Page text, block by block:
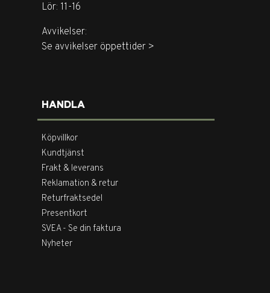
Lör: 11-16
Avvikelser:
Se avvikelser öppettider >
HANDLA
Köpvillkor
Kundtjänst
Frakt & leverans
Reklamation & retur
Returfraktsedel
Presentkort
SVEA - Se din faktura
Nyheter